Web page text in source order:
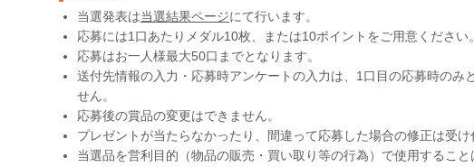
当選発表は当選結果ページにて行います。
応募には1口あたりメダル10枚、または10ポイントをご用意ください。
応募はお一人様最大50口までとなります。
送付先情報の入力・応募時アンケートの入力は、1口目の応募時のみ
せん。
応募後の賞品の変更はできません。
プレゼントが当たらなかったり、間違って応募した場合の修正は受け
当選品を営利目的（物品の販売・買い取り等の行為）で使用すること